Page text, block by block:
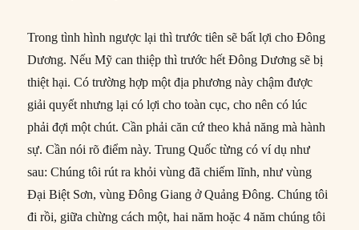
Trong tình hình ngược lại thì trước tiên sẽ bất lợi cho Đông
Dương. Nếu Mỹ can thiệp thì trước hết Đông Dương sẽ bị
thiệt hại. Có trường hợp một địa phương này chậm được
giải quyết nhưng lại có lợi cho toàn cục, cho nên có lúc
phải đợi một chút. Cần phải căn cứ theo khả năng mà hành
sự. Cần nói rõ điểm này. Trung Quốc từng có ví dụ như
sau: Chúng tôi rút ra khỏi vùng đã chiếm lĩnh, như vùng
Đại Biệt Sơn, vùng Đông Giang ở Quảng Đông. Chúng tôi
đi rồi, giữa chừng cách một, hai năm hoặc 4 năm chúng tôi